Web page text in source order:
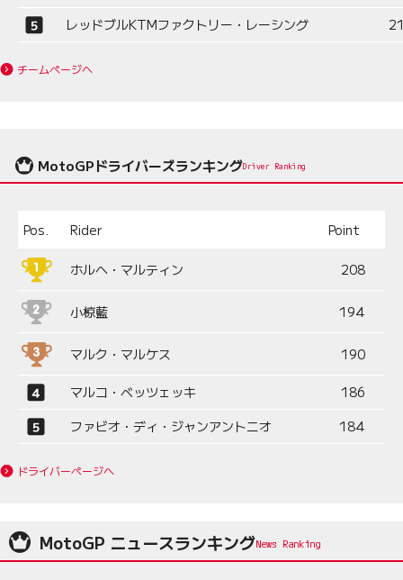
レッドブルKTMファクトリー・レーシング
チームページへ
MotoGPドライバーズランキングDriver Ranking
Pos. Rider Point
ホルヘ・マルティン 208
小椋藍 194
マルク・マルケス 190
マルコ・ベッツェッキ
186
ファビオ・ディ・ジャンアントニオ
184
ドライバーページへ
MotoGP ニュースランキング